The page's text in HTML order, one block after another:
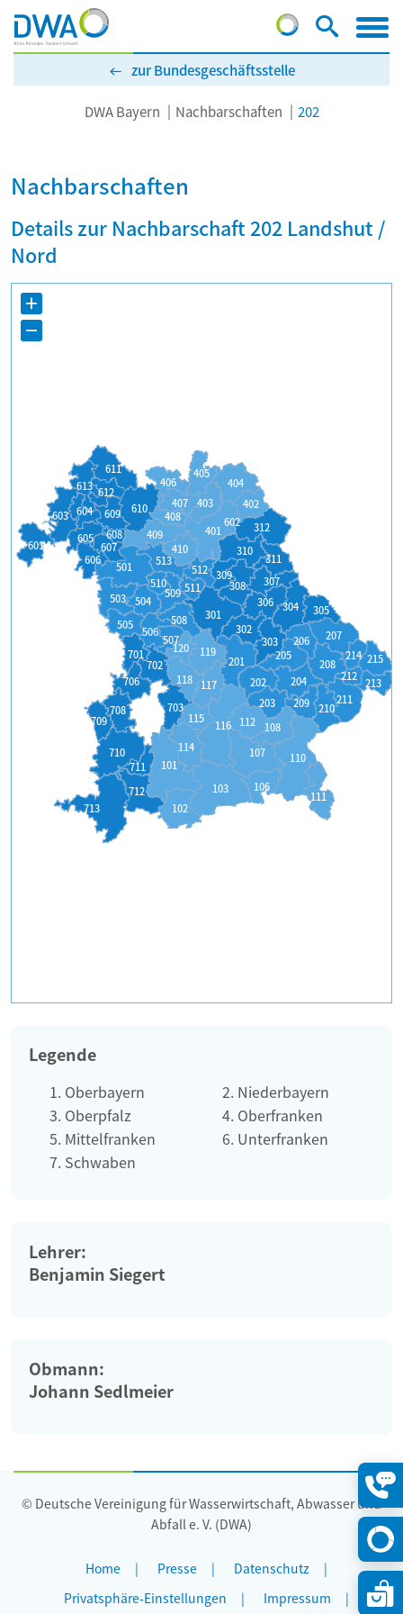
zur Bundesgeschäftsstelle
DWA Bayern Nachbarschaften 202
Nachbarschaften
Details zur Nachbarschaft 202 Landshut /
Nord
101
102
103 106
107
108
110
111
112
114
115
116
117
118
119
120
201
202
203
204
205
206
207
208
209 210
211
212
213
214 215
301
302
303
304 305
306
307
308
309
310
311
312
401
402
403
404
405
406
407
408
409
410
501
503
504
505
506
507
508
509
510 511
512
513
601
602
603 604
605
606
607
608
609 610
611
612
613
701
702
703
706
708
709
710
711
712
713
+
−
Legende
Oberbayern
Niederbayern
Oberpfalz
Oberfranken
Mittelfranken
Unterfranken
Schwaben
Lehrer:
Benjamin Siegert
Obmann:
Johann Sedlmeier
© Deutsche Vereinigung für Wasserwirtschaft, Abwasser und
Abfall e. V. (DWA)
Home Presse
Datenschutz
Privatsphäre-Einstellungen
Impressum